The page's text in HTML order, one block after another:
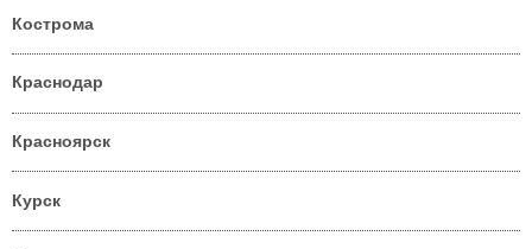
Кострома
Краснодар
Красноярск
Курск